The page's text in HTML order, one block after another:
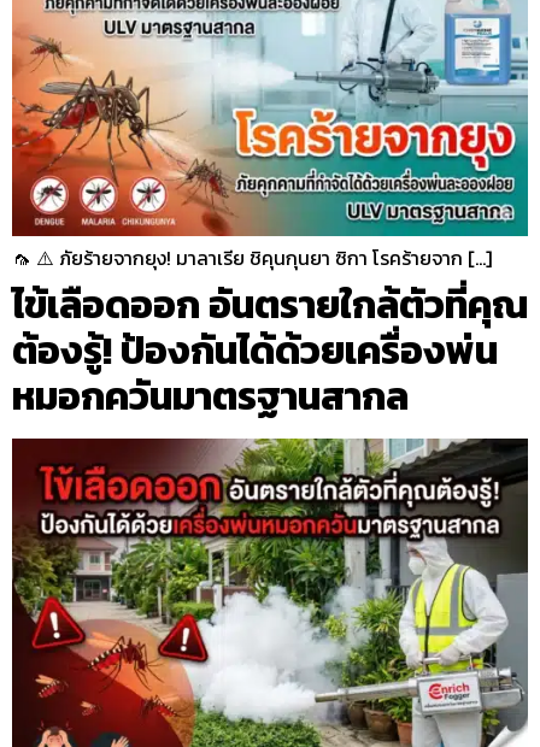
🦟 ⚠️ ภัยร้ายจากยุง! มาลาเรีย ชิคุนกุนยา ซิกา โรคร้ายจาก […]
ไข้เลือดออก อันตรายใกล้ตัวที่คุณ
ต้องรู้! ป้องกันได้ด้วยเครื่องพ่น
หมอกควันมาตรฐานสากล